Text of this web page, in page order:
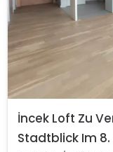
İncek Loft Zu
Stadtblick Im 8.